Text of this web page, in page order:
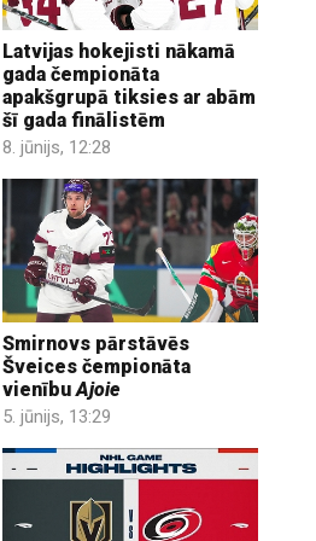
Latvijas hokejisti nākamā
gada čempionāta
apakšgrupā tiksies ar abām
šī gada finālistēm
8. jūnijs, 12:28
Smirnovs pārstāvēs
Šveices čempionāta
vienībuAjoie
5. jūnijs, 13:29